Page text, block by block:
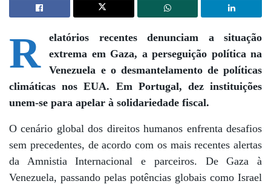
R
elatórios recentes denunciam a situação
extrema em Gaza, a perseguição política na
Venezuela e o desmantelamento de políticas
climáticas nos EUA. Em Portugal, dez instituições
unem-se para apelar à solidariedade fiscal.
O cenário global dos direitos humanos enfrenta desafios
sem precedentes, de acordo com os mais recentes alertas
da Amnistia Internacional e parceiros. De Gaza à
Venezuela, passando pelas potências globais como Israel